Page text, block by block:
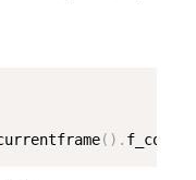
( ) . f_code